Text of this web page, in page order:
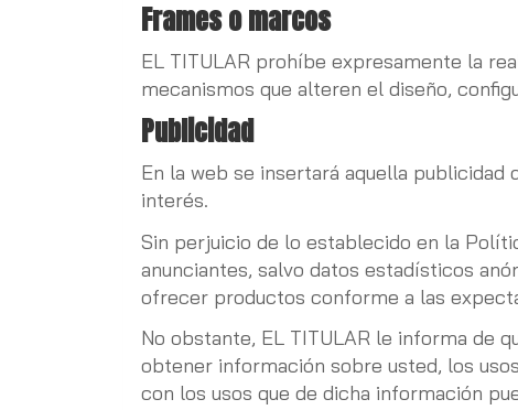
Frames o marcos
EL TITULAR prohíbe expresamente la
mecanismos que alteren el diseño,
Publicidad
En la web se insertará aquella publicidad
interés.
Sin perjuicio de lo establecido en la
anunciantes, salvo datos estadísticos
ofrecer productos conforme a las
No obstante, EL TITULAR le informa de
obtener información sobre usted, los
con los usos que de dicha información